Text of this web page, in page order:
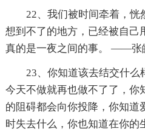
22、我们被时间牵着，恍
想到不了的地方，已经被自己
真的是一夜之间的事。 ——张
23、你知道该去结交什
今天不做就再也做不了了，你
的阻碍都会向你投降，你知道
时失去什么，你也知道在你的